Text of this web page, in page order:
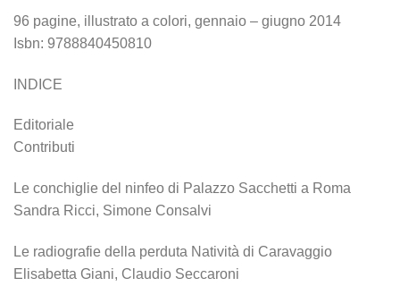
96 pagine, illustrato a colori, gennaio – giugno 2014
Isbn: 9788840450810
INDICE
Editoriale
Contributi
Le conchiglie del ninfeo di Palazzo Sacchetti a Roma
Sandra Ricci, Simone Consalvi
Le radiografie della perduta Natività di Caravaggio
Elisabetta Giani, Claudio Seccaroni